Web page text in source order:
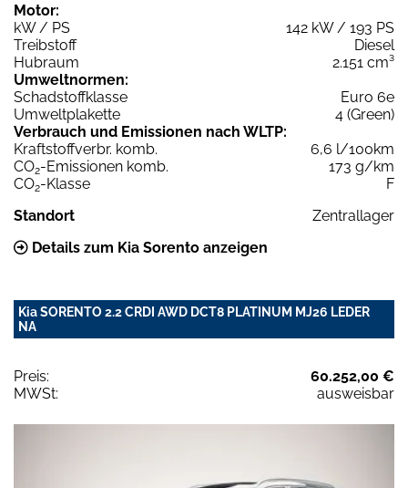
Motor:
kW / PS
142 kW / 193 PS
Treibstoff
Diesel
Hubraum
2.151 cm³
Umweltnormen:
Schadstoffklasse
Euro 6e
Umweltplakette
4 (Green)
Verbrauch und Emissionen nach WLTP:
Kraftstoffverbr. komb.
6,6 l/100km
CO2-Emissionen komb.
173 g/km
CO2-Klasse
F
Standort
Zentrallager
Details zum Kia Sorento anzeigen
Kia SORENTO 2.2 CRDI AWD DCT8 PLATINUM MJ26 LEDER
NA
Preis:
60.252,00 €
MWSt:
ausweisbar